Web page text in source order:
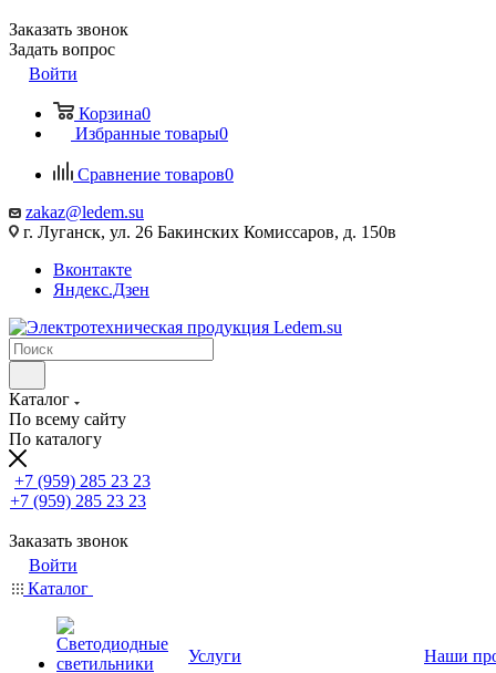
Заказать звонок
Задать вопрос
Войти
Корзина0
Избранные товары0
Сравнение товаров0
zakaz@ledem.su
г. Луганск, ул. 26 Бакинских Комиссаров, д. 150в
Вконтакте
Яндекс.Дзен
Каталог
По всему сайту
По каталогу
+7 (959) 285 23 23
+7 (959) 285 23 23
Заказать звонок
Войти
Каталог
Услуги
Наши